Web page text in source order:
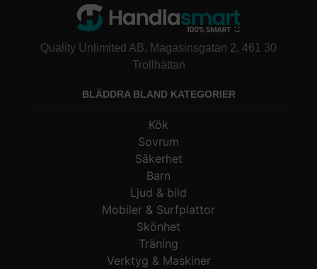
att träet är fritt från kemikalier.
Quality Unlimited AB, Magasinsgatan 2, 461 30
Trollhättan
BLÄDDRA BLAND KATEGORIER
Kök
Sovrum
Säkerhet
Barn
Ljud & bild
Mobiler & Surfplattor
Skönhet
Träning
Verktyg & Maskiner